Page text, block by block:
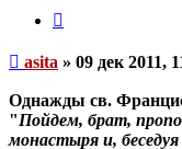
Непрочитанное
сообщение
asita » 09 дек 2011,
Однажды св.
"Пойдем, брат,
монастыря и,